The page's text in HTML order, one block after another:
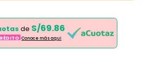
de S/69.86
Conoce más aqui